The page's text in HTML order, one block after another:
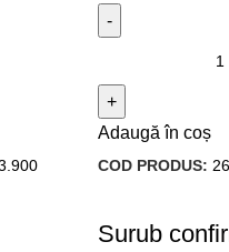
Adaugă în coș
COD PRODUS:
Surub